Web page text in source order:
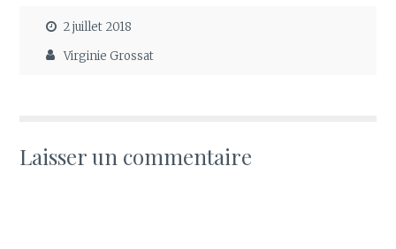
2 juillet 2018
Virginie Grossat
Laisser un commentaire